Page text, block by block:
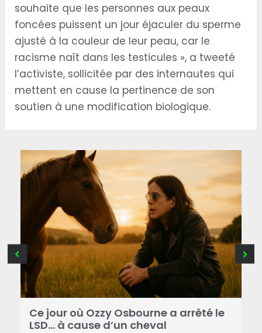
souhaite que les personnes aux peaux
foncées puissent un jour éjaculer du sperme
ajusté à la couleur de leur peau, car le
racisme naît dans les testicules », a tweeté
l’activiste, sollicitée par des internautes qui
mettent en cause la pertinence de son
soutien à une modification biologique.
Ce jour où Ozzy Osbourne a arrêté le
LSD… à cause d’un cheval